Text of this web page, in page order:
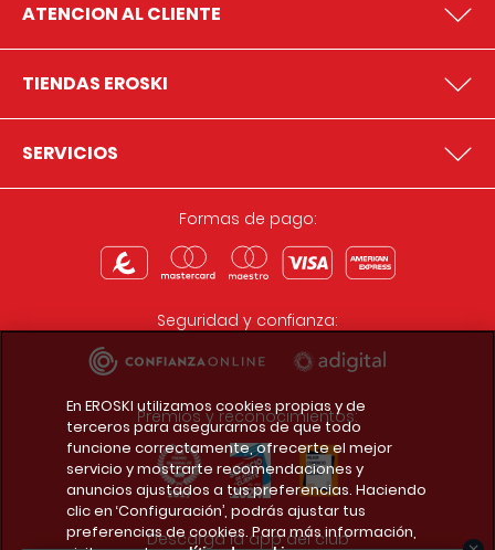
ATENCION AL CLIENTE
TIENDAS EROSKI
SERVICIOS
Formas de pago:
Seguridad y confianza:
Premios y reconocimientos:
Descarga la app del club
En EROSKI utilizamos cookies propias y de
terceros para asegurarnos de que todo
funcione correctamente, ofrecerte el mejor
servicio y mostrarte recomendaciones y
anuncios ajustados a tus preferencias. Haciendo
clic en ‘Configuración’, podrás ajustar tus
preferencias de cookies. Para más información,